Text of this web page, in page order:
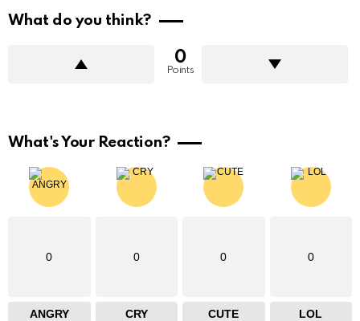
What do you think?
0
Points
What's Your Reaction?
0
ANGRY
0
CRY
0
CUTE
0
LOL